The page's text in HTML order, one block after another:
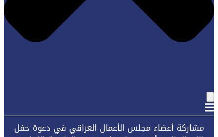
مشاركة أعضاء مجلس الأعمال العراقي في دعوة حفل